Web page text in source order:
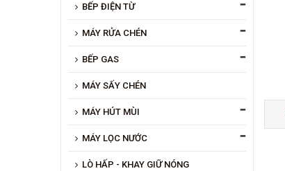
BẾP ĐIỆN TỪ
MÁY RỬA CHÉN
BẾP GAS
MÁY SẤY CHÉN
MÁY HÚT MÙI
MÁY LỌC NƯỚC
LÒ HẤP - KHAY GIỮ NÓNG